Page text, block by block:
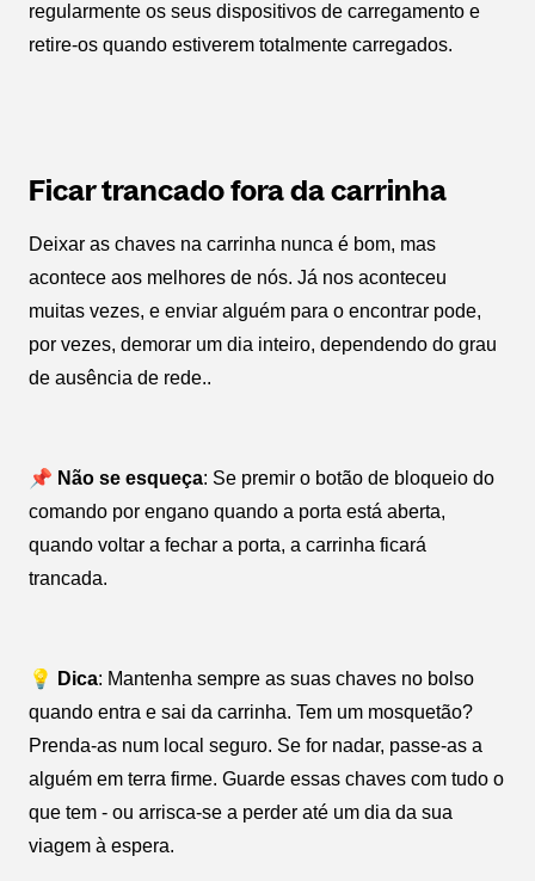
regularmente os seus dispositivos de carregamento e
retire-os quando estiverem totalmente carregados.
Ficar trancado fora da carrinha
Deixar as chaves na carrinha nunca é bom, mas
acontece aos melhores de nós. Já nos aconteceu
muitas vezes, e enviar alguém para o encontrar pode,
por vezes, demorar um dia inteiro, dependendo do grau
de ausência de rede..
📌 Não se esqueça: Se premir o botão de bloqueio do
comando por engano quando a porta está aberta,
quando voltar a fechar a porta, a carrinha ficará
trancada.
💡 Dica: Mantenha sempre as suas chaves no bolso
quando entra e sai da carrinha. Tem um mosquetão?
Prenda-as num local seguro. Se for nadar, passe-as a
alguém em terra firme. Guarde essas chaves com tudo o
que tem - ou arrisca-se a perder até um dia da sua
viagem à espera.